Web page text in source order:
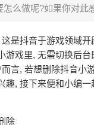
怎么做呢?如果你对此
是抖音于游戏领域开
游戏里, 无需切换后
言, 若想删除抖音小
趣, 接下来便和小编
除